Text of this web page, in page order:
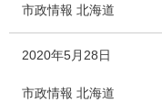
市政情報 北海道
2020年5月28日
市政情報 北海道